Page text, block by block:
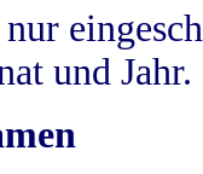
und Jahr.